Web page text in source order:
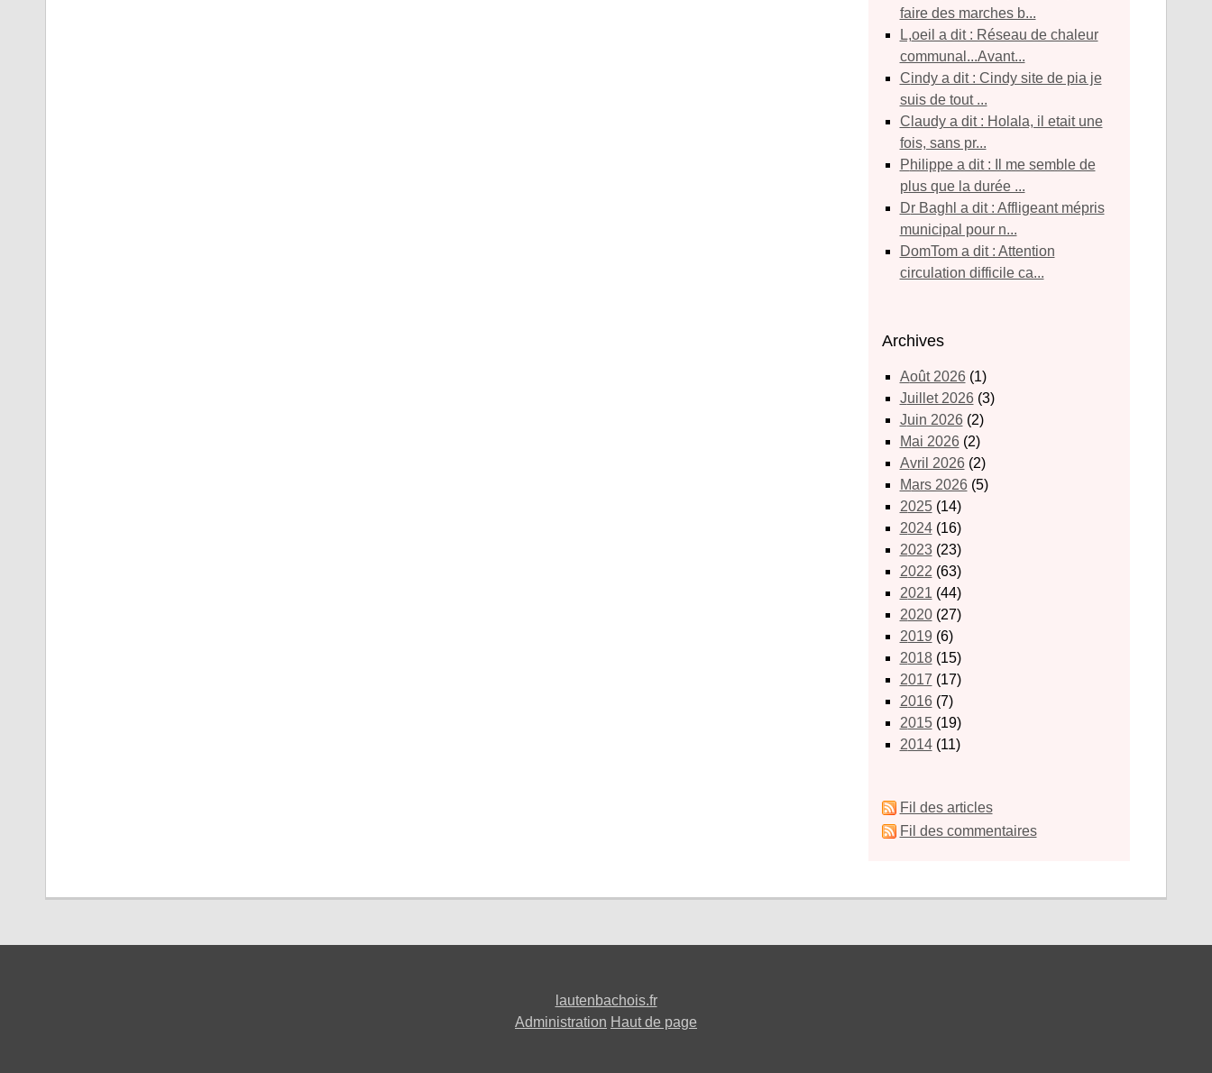
faire des marches b...
l,oeil a dit : Réseau de chaleur
communal...Avant...
Cindy a dit : Cindy site de pia je
suis de tout ...
Claudy a dit : Holala, il etait une
fois, sans pr...
Philippe a dit : Il me semble de
plus que la durée ...
Dr Baghl a dit : Affligeant mépris
municipal pour n...
DomTom a dit : Attention
circulation difficile ca...
Archives
août 2026(1)
juillet 2026(3)
juin 2026(2)
mai 2026(2)
avril 2026(2)
mars 2026(5)
2025(14)
2024(16)
2023(23)
2022 (63)
2021 (44)
2020(27)
2019 (6)
2018(15)
2017 (17)
2016(7)
2015(19)
2014(11)
Fil des articles
Fil des commentaires
lautenbachois.fr
Administration Haut de page